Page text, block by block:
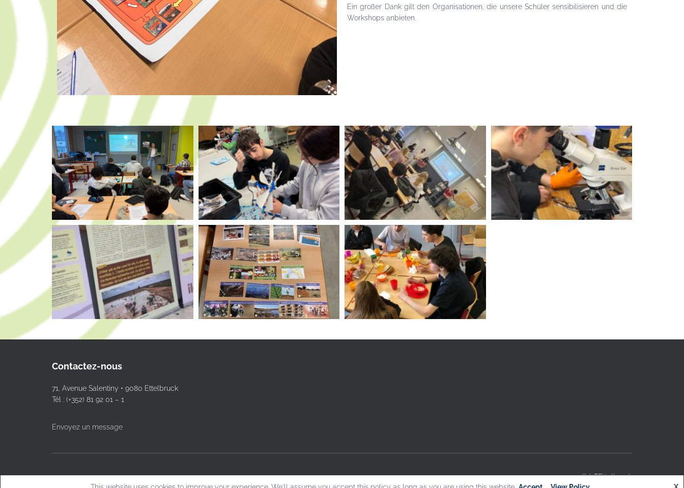
Ein großer Dank gilt den Organisationen, die unsere Schüler sensibilisieren und die
Workshops anbieten.
Contactez-nous
71, Avenue Salentiny • 9080 Ettelbruck
Tél : (+352) 81 92 01 – 1
Envoyez un message
© L.T.Ettelbruck